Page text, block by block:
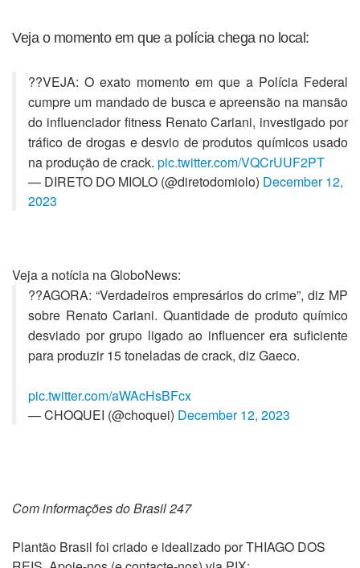
Veja o momento em que a polícia chega no local:
??VEJA: O exato momento em que a Polícia Federal
cumpre um mandado de busca e apreensão na mansão
do influenciador fitness Renato Cariani, investigado por
tráfico de drogas e desvio de produtos químicos usado
na produção de crack. pic.twitter.com/VQCrUUF2PT
— DIRETO DO MIOLO (@diretodomiolo) December 12,
2023
Veja a notícia na GloboNews:
??AGORA: “Verdadeiros empresários do crime”, diz MP
sobre Renato Cariani. Quantidade de produto químico
desviado por grupo ligado ao influencer era suficiente
para produzir 15 toneladas de crack, diz Gaeco.
pic.twitter.com/aWAcHsBFcx
— CHOQUEI (@choquei) December 12, 2023
Com informações do Brasil 247
Plantão Brasil foi criado e idealizado por THIAGO DOS